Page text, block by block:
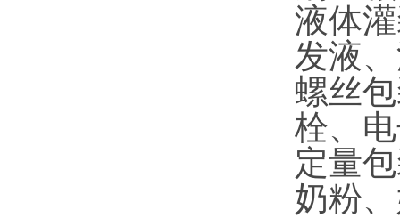
液体
发液
螺丝
栓、
定量
奶粉